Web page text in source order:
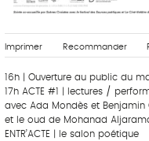
Imprimer Recommander
16h | Ouverture au public du
17h ACTE #1 | lectures /
avec Ada Mondès et
et le oud de Mohanad
ENTR’ACTE | le salon poétique